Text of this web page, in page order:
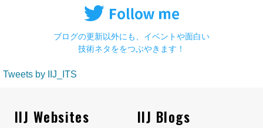
ブログの更新以外にも、イベントや面白い
技術ネタををつぶやきます！
Tweets by IIJ_ITS
IIJ Websites IIJ Blogs